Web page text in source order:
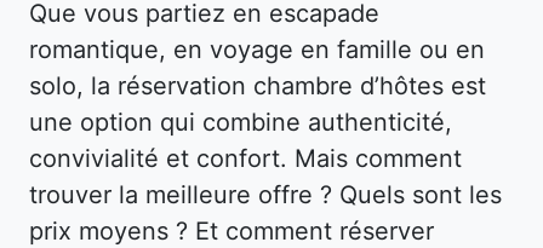
Que vous partiez en escapade
romantique, en voyage en famille ou en
solo, la réservation chambre d’hôtes est
une option qui combine authenticité,
convivialité et confort. Mais comment
trouver la meilleure offre ? Quels sont les
prix moyens ? Et comment réserver